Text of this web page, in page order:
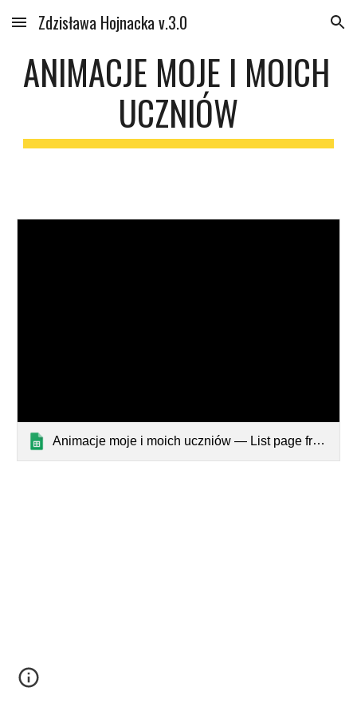
Skip to main content Skip to navigation
Zdzisława Hojnacka v.3.0
ANIMACJE MOJE I MOICH
UCZNIÓW
Animacje moje i moich uczniów — List page from Classic Sites